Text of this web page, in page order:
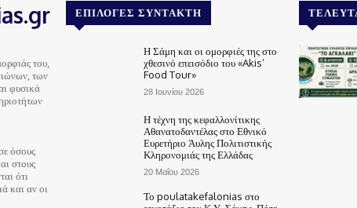
του,
των
φυσικά
όσους
στους
ότι
και αν οι
ΕΠΙΛΟΓΈΣ ΣΥΝΤΆΚΤΗ
Η Σάμη και οι ομορφιές της στο
χθεσινό επεισόδιο του «Akis’
Food Tour»
28 Ιουνίου 2026
Η τέχνη της κεφαλλονίτικης
Αθανατοδαντέλας στο Εθνικό
Ευρετήριο Άυλης Πολιτιστικής
Κληρονομιάς της Ελλάδας
20 Μαΐου 2026
Το poulatakefalonias στο